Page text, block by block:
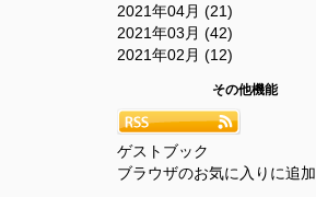
2021年04月 (21)
2021年03月 (42)
2021年02月 (12)
その他機能
ゲストブック
ブラウザのお気に入りに追加